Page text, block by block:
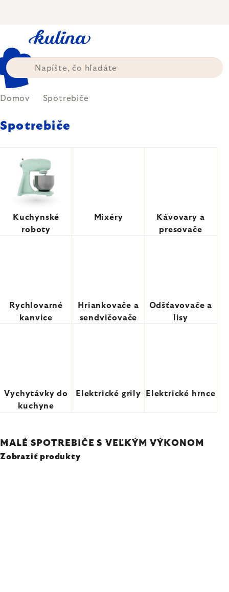
Domov Spotrebiče
Spotrebiče
Kuchynské
roboty
Mixéry
Kávovary a
presovače
Rychlovarné
kanvice
Hriankovače a
sendvičovače
Odšťavovače a
lisy
Vychytávky do
kuchyne
Elektrické grily Elektrické hrnce
MALÉ SPOTREBIČE S VEĽKÝM VÝKONOM
Zobraziť produkty